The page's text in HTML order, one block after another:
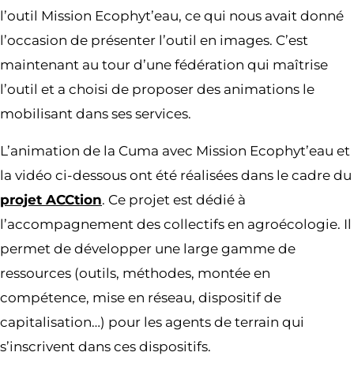
l’outil Mission Ecophyt’eau, ce qui nous avait donné
l’occasion de présenter l’outil en images. C’est
maintenant au tour d’une fédération qui maîtrise
l’outil et a choisi de proposer des animations le
mobilisant dans ses services.
L’animation de la Cuma avec Mission Ecophyt’eau et
la vidéo ci-dessous ont été réalisées dans le cadre du
projet ACCtion. Ce projet est dédié à
l’accompagnement des collectifs en agroécologie. Il
permet de développer une large gamme de
ressources (outils, méthodes, montée en
compétence, mise en réseau, dispositif de
capitalisation…) pour les agents de terrain qui
s’inscrivent dans ces dispositifs.